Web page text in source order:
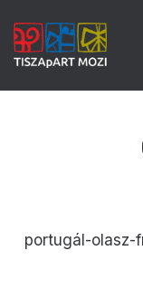
portugál-olasz-